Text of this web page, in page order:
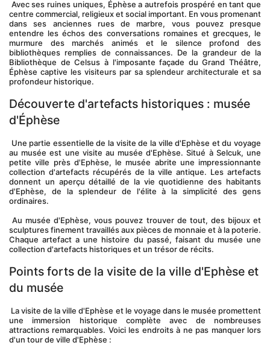
centre commercial, religieux et social important. En vous promenant
dans ses anciennes rues de marbre, vous pouvez presque
entendre les échos des conversations romaines et grecques, le
murmure des marchés animés et le silence profond des
bibliothèques remplies de connaissances. De la grandeur de la
Bibliothèque de Celsus à l'imposante façade du Grand Théâtre,
Éphèse captive les visiteurs par sa splendeur architecturale et sa
profondeur historique.
Découverte d'artefacts historiques : musée
d'Éphèse
au musée est une visite au musée d'Ephèse. Situé à Selcuk, une
petite ville près d'Ephèse, le musée abrite une impressionnante
collection d'artefacts récupérés de la ville antique. Les artefacts
donnent un aperçu détaillé de la vie quotidienne des habitants
d'Ephèse, de la splendeur de l'élite à la simplicité des gens
ordinaires.
Au musée d'Ephèse, vous pouvez trouver de tout, des bijoux et
sculptures finement travaillés aux pièces de monnaie et à la poterie.
Chaque artefact a une histoire du passé, faisant du musée une
collection d'artefacts historiques et un trésor de récits.
Points forts de la visite de la ville d'Ephèse et
du musée
une immersion historique complète avec de nombreuses
attractions remarquables. Voici les endroits à ne pas manquer lors
d'un tour de ville d'Ephèse :